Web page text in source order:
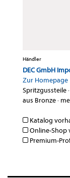
Händler
DEC GmbH
Zur Homepage
Spritzgussteile·
aus Bronze·
Katalog
Online-Shop
Premium-